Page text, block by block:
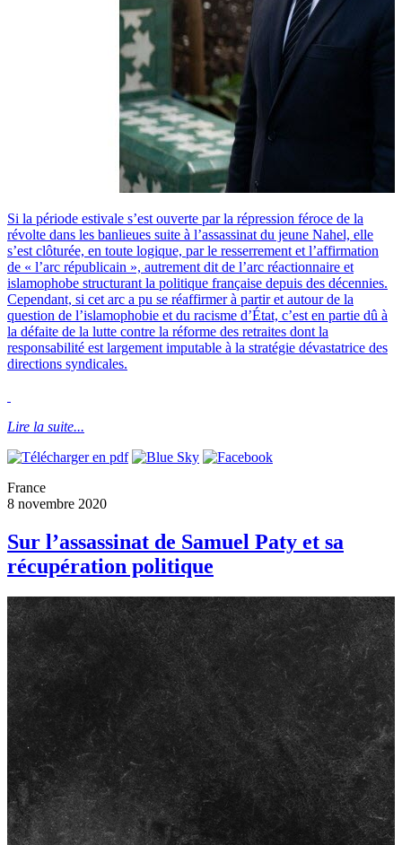
Si la période estivale s’est ouverte par la répression féroce de la
révolte dans les banlieues suite à l’assassinat du jeune Nahel, elle
s’est clôturée, en toute logique, par le resserrement et l’affirmation
de « l’arc républicain », autrement dit de l’arc réactionnaire et
islamophobe structurant la politique française depuis des décennies.
Cependant, si cet arc a pu se réaffirmer à partir et autour de la
question de l’islamophobie et du racisme d’État, c’est en partie dû à
la défaite de la lutte contre la réforme des retraites dont la
responsabilité est largement imputable à la stratégie dévastatrice des
directions syndicales.
Lire la suite...
France
8 novembre 2020
Sur l’assassinat de Samuel Paty et sa
récupération politique